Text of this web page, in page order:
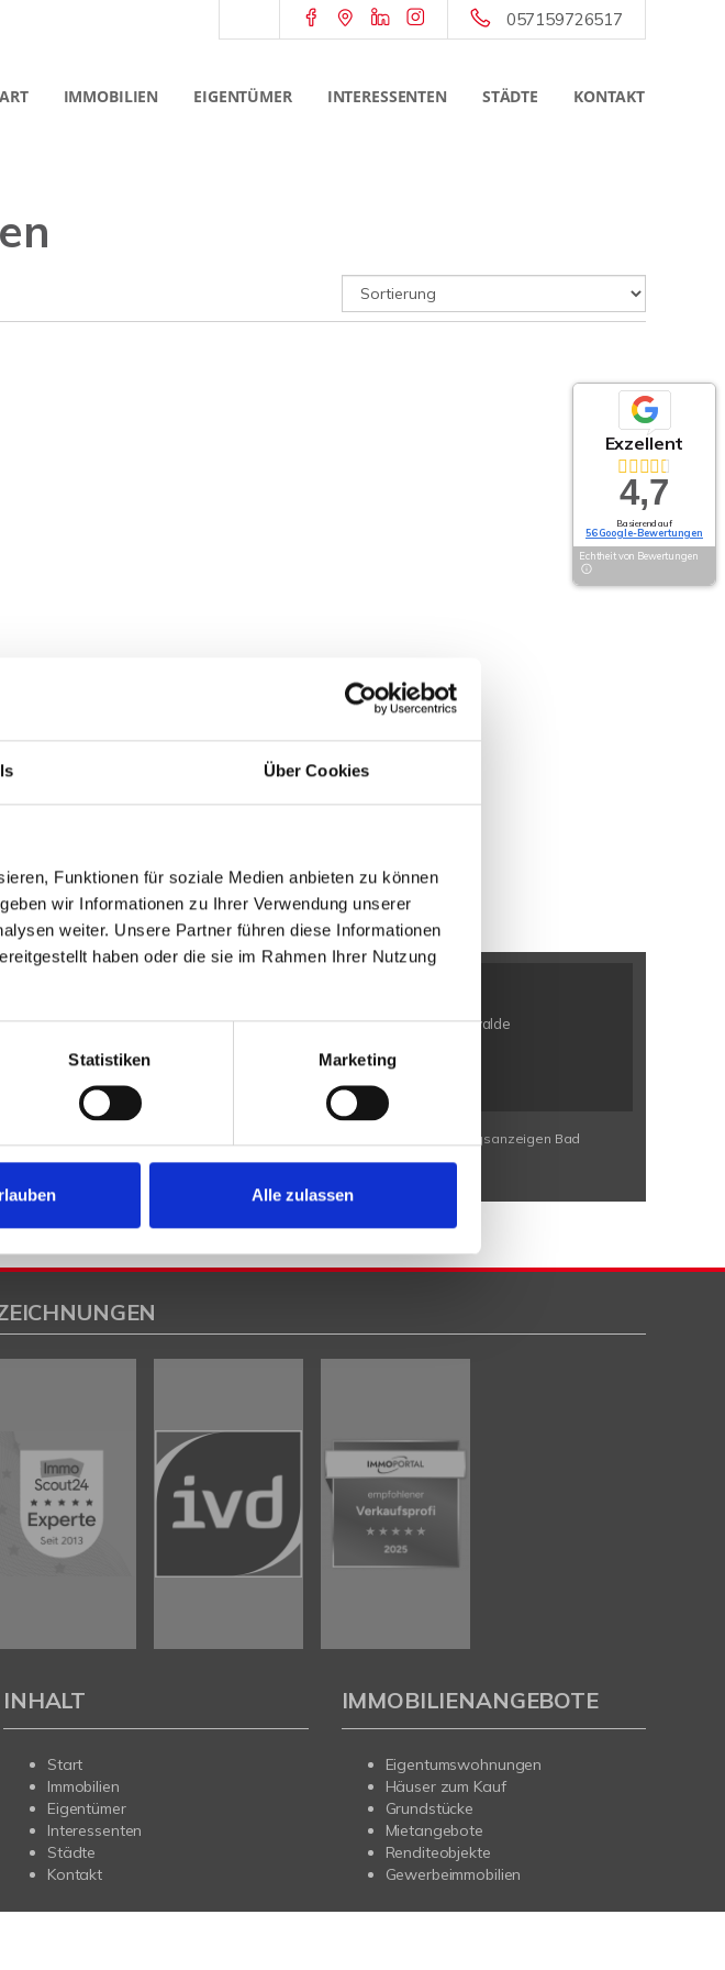
Über Cookies
Funktionen für soziale Medien anbieten zu können
wir Informationen zu Ihrer Verwendung unserer
weiter. Unsere Partner führen diese Informationen
haben oder die sie im Rahmen Ihrer Nutzung
Statistiken Marketing
Alle zulassen
057159726517
IMMOBILIEN EIGENTÜMER INTERESSENTEN STÄDTE KONTAKT
Petershagen / Döhren Petershagen / Eldagsen Petershagen / Friedewalde
/ Hausberge Porta Westfalica / Lerbeck
Porta Westfalica / Neesen
Wohnungsanzeigen Bad
Bad Eilsen
Exzellent
4,7
Basierend auf
56 Google-Bewertungen
Echtheit von Bewertungen
INHALT
Start
Immobilien
Eigentümer
Interessenten
Städte
Kontakt
IMMOBILIENANGEBOTE
Eigentumswohnungen
Häuser zum Kauf
Grundstücke
Mietangebote
Renditeobjekte
Gewerbeimmobilien